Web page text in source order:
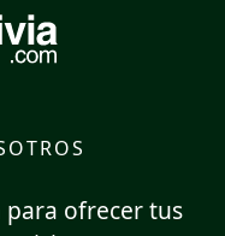
ofrecer tus